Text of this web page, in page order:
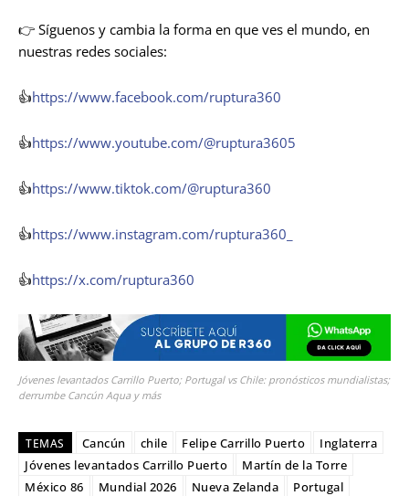
👉 Síguenos y cambia la forma en que ves el mundo, en
nuestras redes sociales:
👍https://www.facebook.com/ruptura360
👍https://www.youtube.com/@ruptura3605
👍https://www.tiktok.com/@ruptura360
👍https://www.instagram.com/ruptura360_
👍https://x.com/ruptura360
Jóvenes levantados Carrillo Puerto; Portugal vs Chile: pronósticos mundialistas;
derrumbe Cancún Aqua y más
TEMAS Cancún chile Felipe Carrillo Puerto
Inglaterra
Jóvenes levantados Carrillo Puerto
Martín de la Torre
México 86
Mundial 2026 Nueva Zelanda Portugal